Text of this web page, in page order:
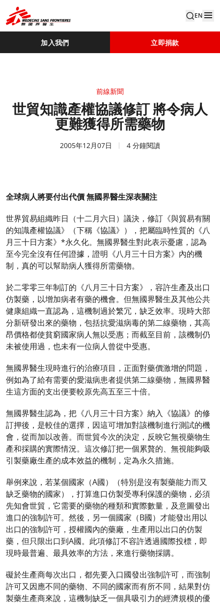
EN
加入我們 立即捐款
前線新聞
世貿知識產權協議修訂 將令病人
更難獲得所需藥物
2005年12月07日 4 分鐘閱讀
全球病人將要付出代價 無國界醫生深表關注
世界貿易組織昨日（十二月六日）議決，修訂《與貿易有關
的知識產權協議》（下稱《協議》），把屬臨時性質的《八
月三十日方案》*永久化。無國界醫生對此表示憂慮，認為
至今完全沒有任何證據，證明《八月三十日方案》內的機
制，真的可以幫助病人獲得所需藥物。
於二零零三年制訂的《八月三十日方案》，容許生產及出口
仿製藥，以增加病者有藥的機會。但無國界醫生及其他公共
健康組織一直認為，這機制過於繁冗，缺乏效率。現時大部
分新研發出來的藥物，包括抗愛滋病毒的第二線藥物，其高
昂價格都使貧窮國家病人無以受惠；而截至目前，該機制仍
未被使用過，也未有一位病人曾從中受惠。
無國界醫生現時進行的治療項目，正面對藥價激增的問題，
例如為了給有需要的愛滋病患者提供第二線藥物，無國界醫
生這方面的支出便要較原先高五至三十倍。
無國界醫生認為，把《八月三十日方案》納入《協議》的修
訂押後，是較佳的選擇，因這可增加對該機制進行測試的機
會，從而加以改善。而世貿今次的決定，反映它無視藥物生
產和採購的實際情況。這次修訂把一個累贅的、無視能夠吸
引製藥廠生產的成本效益的機制，定為永久措施。
舉例來說，若某個國家（A國）（特別是沒有製藥能力而又
缺乏藥物的國家），打算進口仿製受專利保護的藥物，必須
先知會世貿，它需要的藥物的種類和實際數量，及意圖發出
進口的強制許可。然後，另一個國家（B國）才能發出用以
出口的強制許可，授權國內的藥廠，生產用以出口的仿製
藥，但只限出口到A國。此項修訂不容許透過國際投標，即
現時最普遍、最具效率的方法，來進行藥物採購。
礙於生產商每次出口，都先要入口國發出強制許可，而強制
許可又因應不同的藥物、不同的國家而有所不同，結果對仿
製藥生產商來說，這機制缺乏一個具吸引力的經濟規模的優